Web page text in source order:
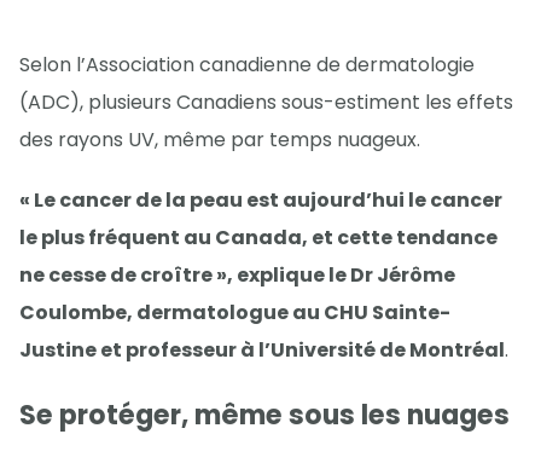
Selon l’Association canadienne de dermatologie
(ADC), plusieurs Canadiens sous-estiment les effets
des rayons UV, même par temps nuageux.
« Le cancer de la peau est aujourd’hui le cancer
le plus fréquent au Canada, et cette tendance
ne cesse de croître », explique le Dr Jérôme
Coulombe, dermatologue au CHU Sainte-
Justine et professeur à l’Université de Montréal.
Se protéger, même sous les nuages